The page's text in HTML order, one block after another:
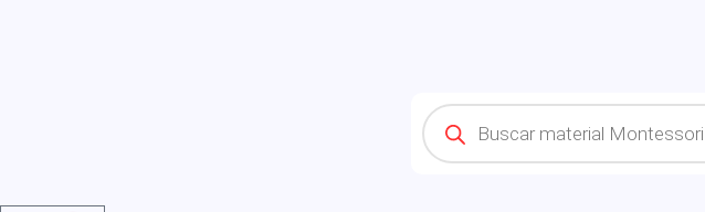
Products
search